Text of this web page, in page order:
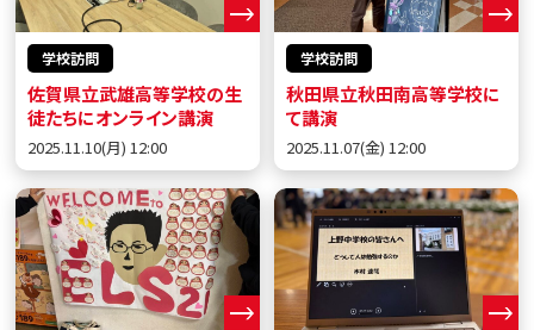
学校訪問
佐賀県立武雄高等学校の生
徒たちにオンライン講演
2025.11.10(月) 12:00
学校訪問
秋田県立秋田南高等学校に
て講演
2025.11.07(金) 12:00